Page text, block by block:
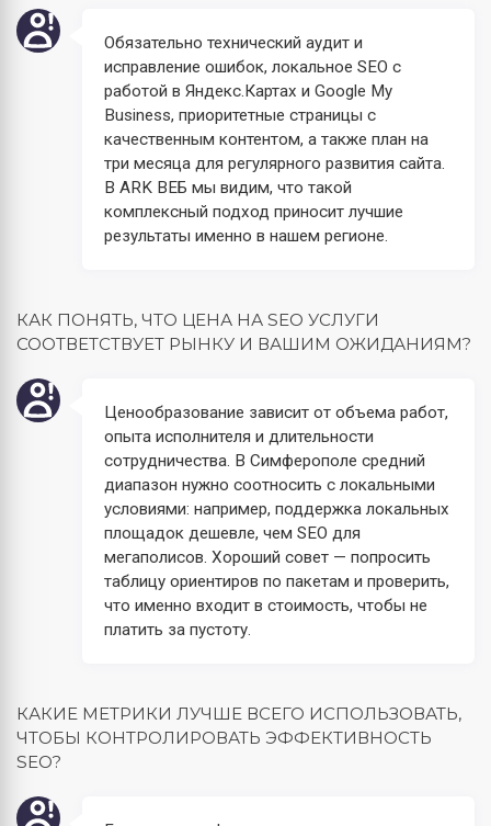
Обязательно технический аудит и
исправление ошибок, локальное SEO с
работой в Яндекс.Картах и Google My
Business, приоритетные страницы с
качественным контентом, а также план на
три месяца для регулярного развития сайта.
В ARK ВЕБ мы видим, что такой
комплексный подход приносит лучшие
результаты именно в нашем регионе.
КАК ПОНЯТЬ, ЧТО ЦЕНА НА SEO УСЛУГИ
СООТВЕТСТВУЕТ РЫНКУ И ВАШИМ ОЖИДАНИЯМ?
Ценообразование зависит от объема работ,
опыта исполнителя и длительности
сотрудничества. В Симферополе средний
диапазон нужно соотносить с локальными
условиями: например, поддержка локальных
площадок дешевле, чем SEO для
мегаполисов. Хороший совет — попросить
таблицу ориентиров по пакетам и проверить,
что именно входит в стоимость, чтобы не
платить за пустоту.
КАКИЕ МЕТРИКИ ЛУЧШЕ ВСЕГО ИСПОЛЬЗОВАТЬ,
ЧТОБЫ КОНТРОЛИРОВАТЬ ЭФФЕКТИВНОСТЬ
SEO?